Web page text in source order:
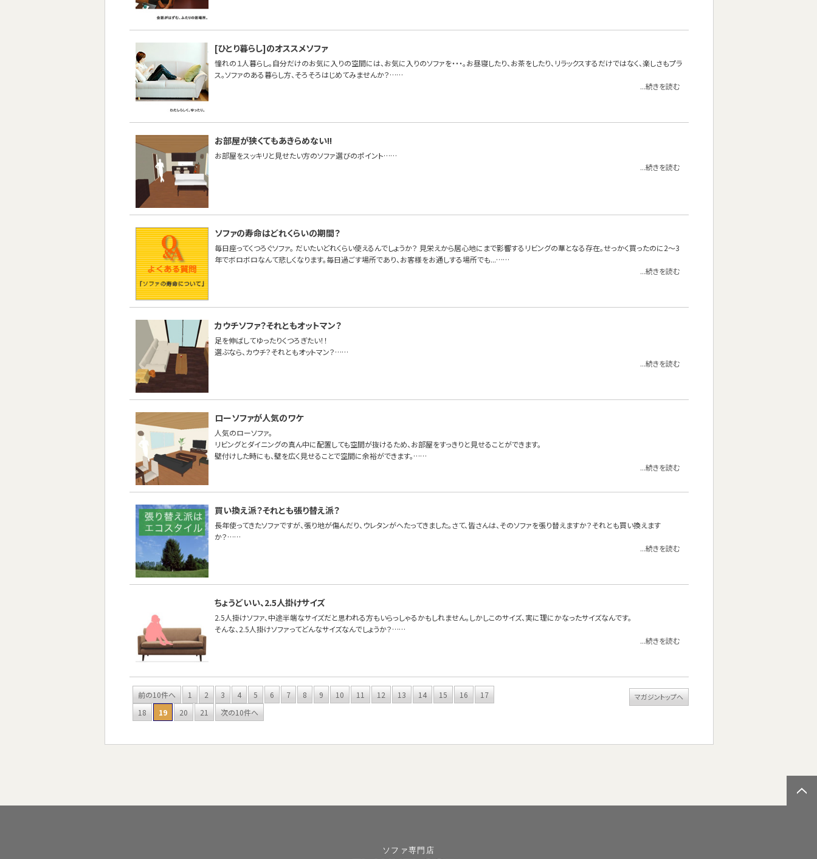
[ひとり暮らし]のオススメソファ
憧れの１人暮らし。自分だけのお気に入りの空間には、お気に入りのソファを・・・。お昼寝したり、お茶をしたり、リラックスするだけではなく、楽しさもプラ
ス。ソファのある暮らし方、そろそろはじめてみませんか？……
...続きを読む
お部屋が狭くてもあきらめない!!
お部屋をスッキリと見せたい方のソファ選びのポイント……
...続きを読む
ソファの寿命はどれくらいの期間？
毎日座ってくつろぐソファ。 だいたいどれくらい使えるんでしょうか？ 見栄えから居心地にまで影響するリビングの華となる存在。せっかく買ったのに2～3
年でボロボロなんて悲しくなります。毎日過ごす場所であり、お客様をお通しする場所でも...……
...続きを読む
カウチソファ？それともオットマン？
足を伸ばしてゆったりくつろぎたい！！
選ぶなら、カウチ？それともオットマン？……
...続きを読む
ローソファが人気のワケ
人気のローソファ。
リビングとダイニングの真ん中に配置しても空間が抜けるため、お部屋をすっきりと見せることができます。
壁付けした時にも、壁を広く見せることで空間に余裕ができます。……
...続きを読む
買い換え派？それとも張り替え派？
長年使ってきたソファですが、張り地が傷んだり、ウレタンがへたってきました。さて、皆さんは、そのソファを張り替えますか？それとも買い換えます
か？……
...続きを読む
ちょうどいい、2.5人掛けサイズ
2.5人掛けソファ、中途半端なサイズだと思われる方もいらっしゃるかもしれません。しかしこのサイズ、実に理にかなったサイズなんです。
そんな、2.5人掛けソファってどんなサイズなんでしょうか？……
...続きを読む
前の10件へ 1 2 3 4 5 6 7 8 9 10 11 12 13 14 15 16
17
18
19 20 21 次の10件へ
マガジントップへ
ソファ専門店